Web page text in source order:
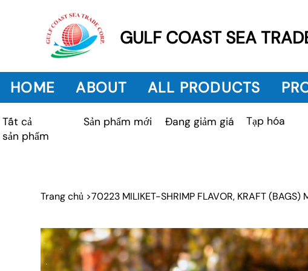
GULF COAST SEA
HOME ABOUT ALL PRODUCTS
Tất cả
sản phẩm
Sản phẩm mới Đang giảm giá Tạp hóa
Trang chủ >70223 MILIKET-SHRIMP FLAVOR, KRAFT (BAGS)